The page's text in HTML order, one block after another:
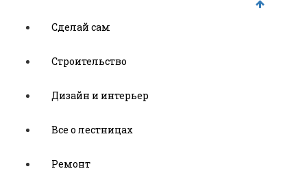
Сделай сам
Строительство
Дизайн и интерьер
Все о лестницах
Ремонт